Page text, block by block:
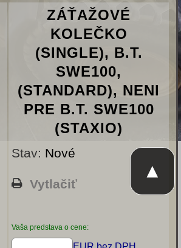
ZÁŤAŽOVÉ
KOLEČKO
(SINGLE), B.T.
SWE100,
(STANDARD), NENI
PRE B.T. SWE100
(STAXIO)
Stav: Nové
Vytlačiť
Vaša predstava o cene:
▲